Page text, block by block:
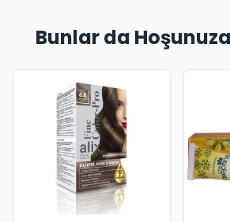
Bunlar da